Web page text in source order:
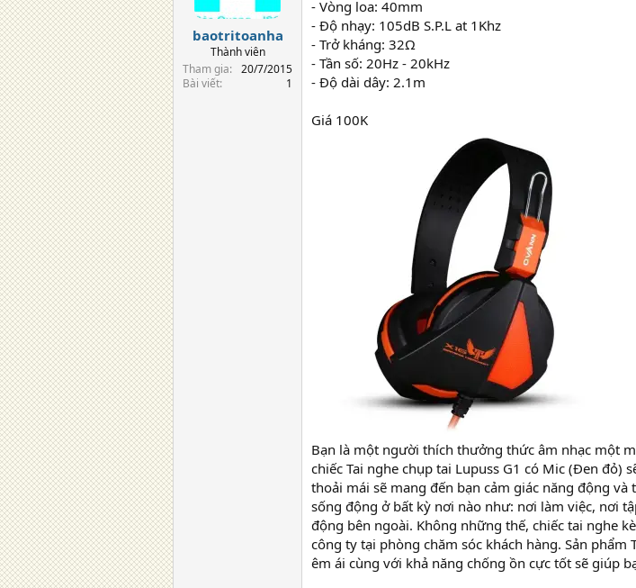
baotritoanha
Thành viên
Tham gia
20/7/2015
Bài viết
1
- Vòng loa: 40mm
- Độ nhạy: 105dB S.P.L at 1Khz
- Trở kháng: 32Ω
- Tần số: 20Hz - 20kHz
- Độ dài dây: 2.1m
Giá 100K
Bạn là một người thích thưởng thức âm nhạc một
chiếc Tai nghe chụp tai Lupuss G1 có Mic (Đen đỏ)
thoải mái sẽ mang đến bạn cảm giác năng động
sống động ở bất kỳ nơi nào như: nơi làm việc, nơi
động bên ngoài. Không những thế, chiếc tai nghe
công ty tại phòng chăm sóc khách hàng. Sản
êm ái cùng với khả năng chống ồn cực tốt sẽ giúp